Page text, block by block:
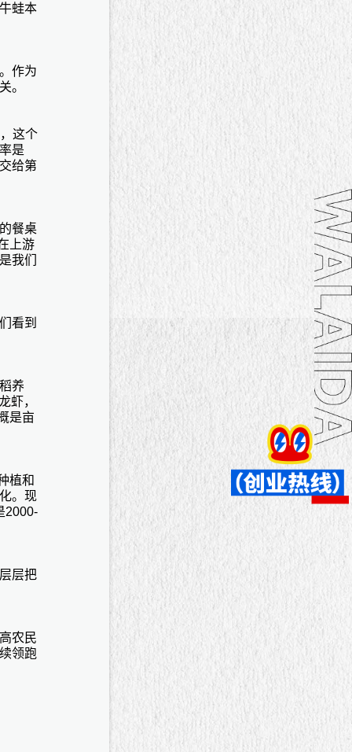
蛙本
作为
。
这个
是
给第
餐桌
上游
我们
看到
养
虾，
是亩
植和
。现
2000-
层把
农民
领跑